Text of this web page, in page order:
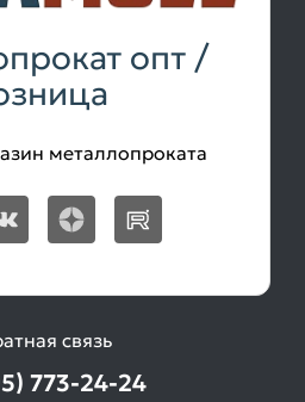
опт /
металлопроката
связь
773-24-24